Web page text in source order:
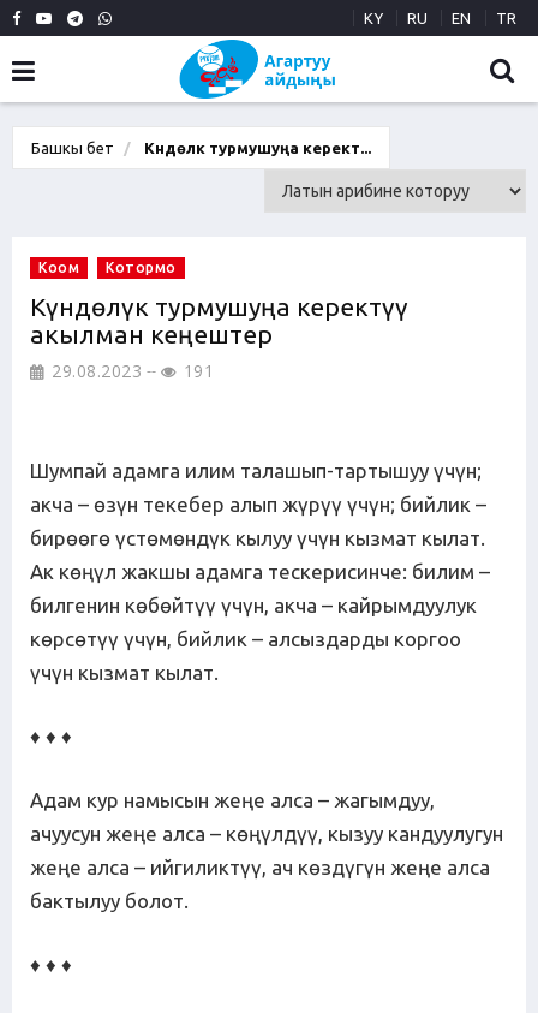
KY RU EN TR
Башкы бет Күндөлүк турмушуңа керектүү...
Коом Котормо
Күндөлүк турмушуңа керектүү
акылман кеңештер
29.08.2023 191
Шумпай адамга илим талашып-тартышуу үчүн;
акча – өзүн текебер алып жүрүү үчүн; бийлик –
бирөөгө үстөмөндүк кылуу үчүн кызмат кылат.
Ак көңүл жакшы адамга тескерисинче: билим –
билгенин көбөйтүү үчүн, акча – кайрымдуулук
көрсөтүү үчүн, бийлик – алсыздарды коргоо
үчүн кызмат кылат.
♦ ♦ ♦
Адам кур намысын жеңе алса – жагымдуу,
ачуусун жеңе алса – көңүлдүү, кызуу кандуулугун
жеңе алса – ийгиликтүү, ач көздүгүн жеңе алса
бактылуу болот.
♦ ♦ ♦